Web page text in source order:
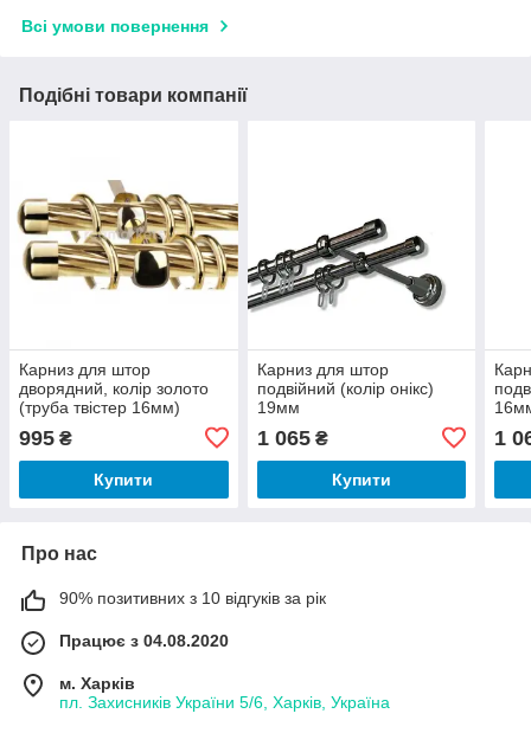
Всі умови повернення
Подібні товари компанії
Карниз для штор
дворядний, колір золото
(труба твістер 16мм)
995 ₴
Купити
Карниз для штор
подвійний (колір онікс)
19мм
1 065₴
Купити
1
Про нас
90% позитивних з 10 відгуків за рік
Працює з 04.08.2020
м. Харків
пл. Захисників України 5/6, Харків, Україна